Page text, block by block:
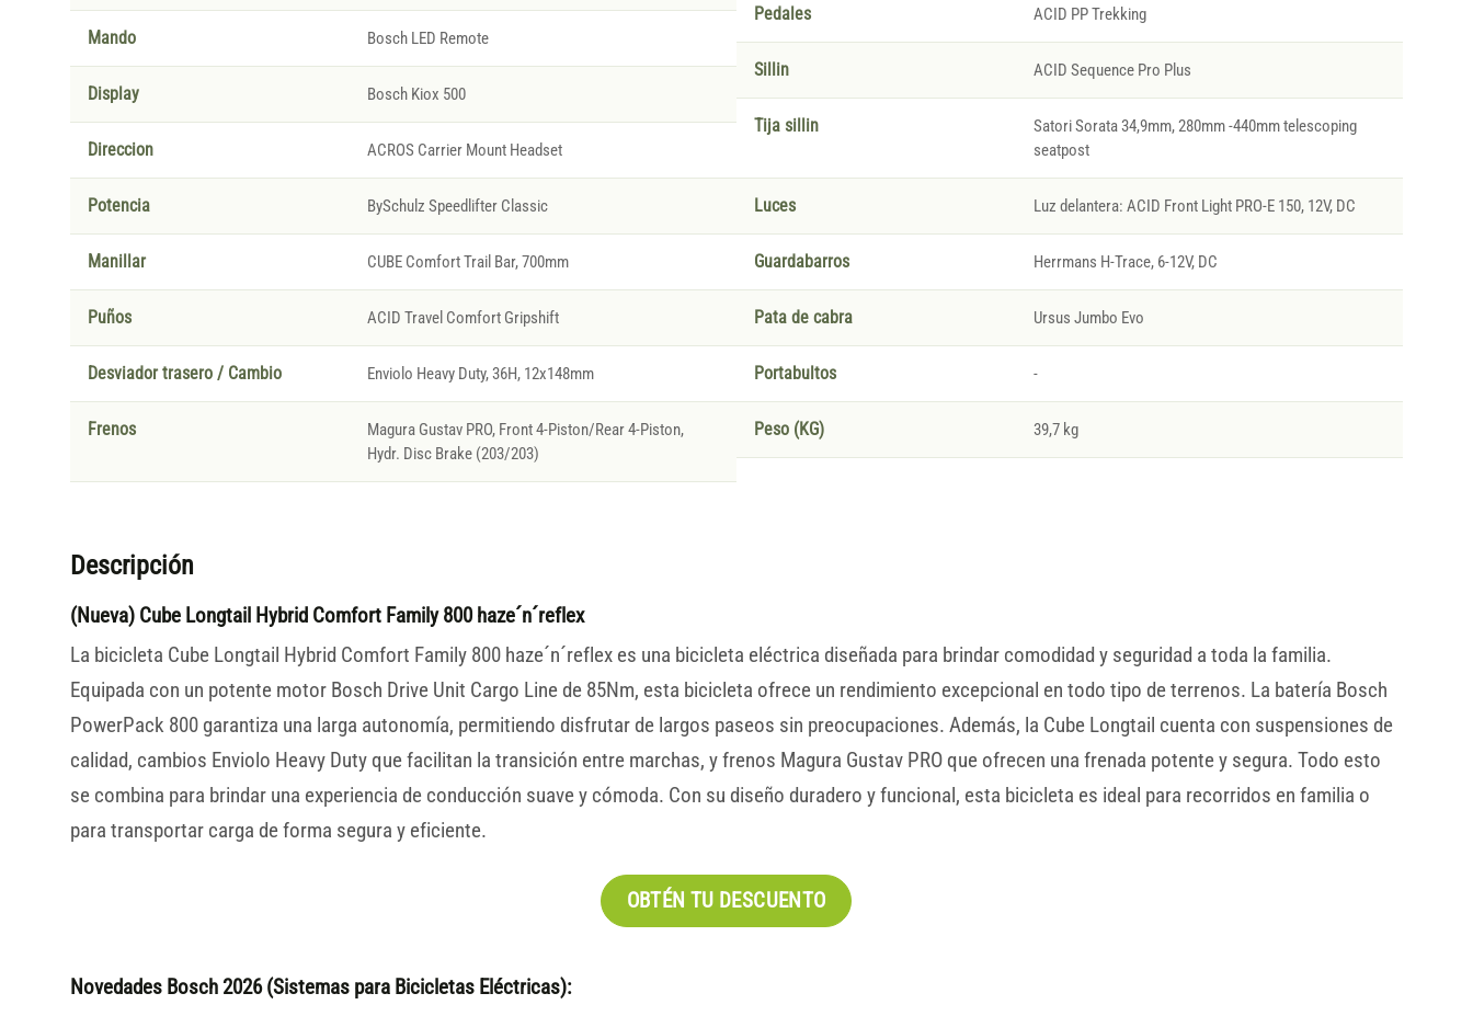
Mando Bosch LED Remote
Display Bosch Kiox 500
Direccion ACROS Carrier Mount Headset
Potencia BySchulz Speedlifter Classic
Manillar CUBE Comfort Trail Bar, 700mm
Puños ACID Travel Comfort Gripshift
Desviador trasero / Cambio Enviolo Heavy Duty, 36H, 12x148mm
Frenos
Magura Gustav PRO, Front 4-Piston/Rear 4-Piston,
Hydr. Disc Brake (203/203)
Pedales ACID PP Trekking
Sillin ACID Sequence Pro Plus
Tija sillin
Satori Sorata 34,9mm, 280mm -440mm telescoping
seatpost
Luces Luz delantera: ACID Front Light PRO-E 150, 12V, DC
Guardabarros Herrmans H-Trace, 6-12V, DC
Pata de cabra Ursus Jumbo Evo
Portabultos -
Peso (KG) 39,7 kg
Descripción
(Nueva) Cube Longtail Hybrid Comfort Family 800 haze´n´reflex
La bicicleta Cube Longtail Hybrid Comfort Family 800 haze´n´reflex es una bicicleta eléctrica diseñada para brindar comodidad y seguridad a toda la familia.
Equipada con un potente motor Bosch Drive Unit Cargo Line de 85Nm, esta bicicleta ofrece un rendimiento excepcional en todo tipo de terrenos. La batería Bosch
PowerPack 800 garantiza una larga autonomía, permitiendo disfrutar de largos paseos sin preocupaciones. Además, la Cube Longtail cuenta con suspensiones de
calidad, cambios Enviolo Heavy Duty que facilitan la transición entre marchas, y frenos Magura Gustav PRO que ofrecen una frenada potente y segura. Todo esto
se combina para brindar una experiencia de conducción suave y cómoda. Con su diseño duradero y funcional, esta bicicleta es ideal para recorridos en familia o
para transportar carga de forma segura y eficiente.
OBTÉN TU DESCUENTO
Novedades Bosch 2026 (Sistemas para Bicicletas Eléctricas):